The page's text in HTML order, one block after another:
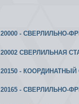
20000 - СВЕРЛИЛЬНО-
20002 СВЕРЛИЛЬНАЯ
20150 - КООРДИНАТНЫЙ
20165 - СВЕРЛИЛЬНО-